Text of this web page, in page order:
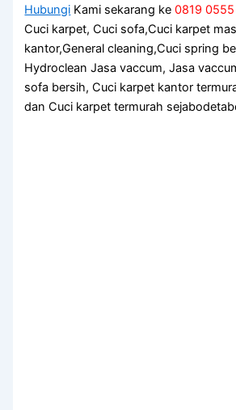
Hubungi Kami sekarang ke0819 0555
Cuci karpet, Cuci sofa,Cuci karpet
kantor,General cleaning,Cuci spring
Hydroclean Jasa vaccum, Jasa
sofa bersih, Cuci karpet kantor
dan Cuci karpet termurah